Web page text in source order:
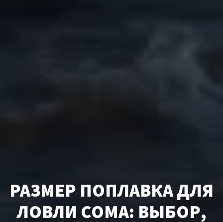
РАЗМЕР ПОПЛАВКА ДЛЯ
ЛОВЛИ СОМА: ВЫБОР,